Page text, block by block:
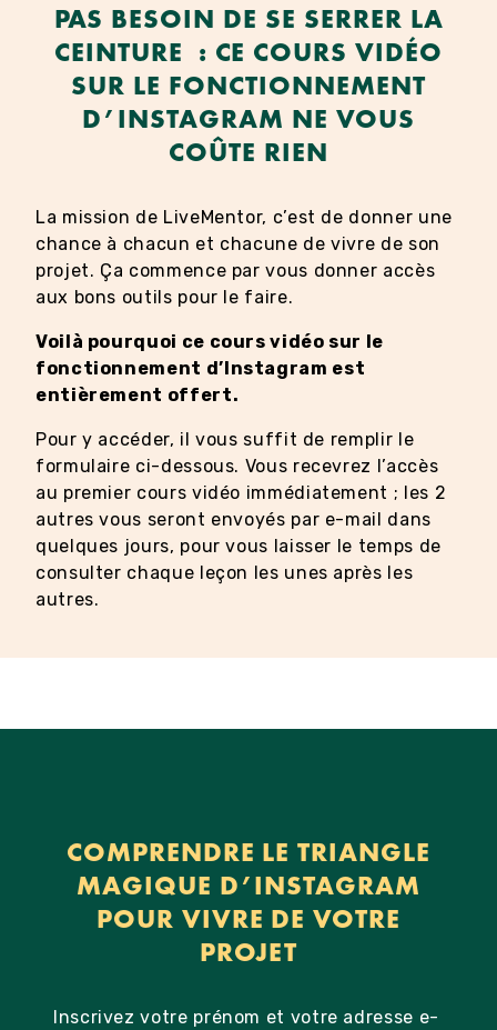
PAS BESOIN DE SE SERRER LA
CEINTURE : CE COURS VIDÉO
SUR LE FONCTIONNEMENT
D’INSTAGRAM NE VOUS
COÛTE RIEN
La mission de LiveMentor, c’est de donner une
chance à chacun et chacune de vivre de son
projet. Ça commence par vous donner accès
aux bons outils pour le faire.
Voilà pourquoi ce cours vidéo sur le
fonctionnement d’Instagram est
entièrement offert.
Pour y accéder, il vous suffit de remplir le
formulaire ci-dessous. Vous recevrez l’accès
au premier cours vidéo immédiatement ; les 2
autres vous seront envoyés par e-mail dans
quelques jours, pour vous laisser le temps de
consulter chaque leçon les unes après les
autres.
COMPRENDRE LE TRIANGLE
MAGIQUE D’INSTAGRAM
POUR VIVRE DE VOTRE
PROJET
Inscrivez votre prénom et votre adresse e-